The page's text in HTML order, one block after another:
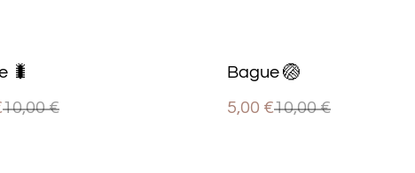
🐛
10,00 €
%
Bague 🏐
5,00 €10,00 €